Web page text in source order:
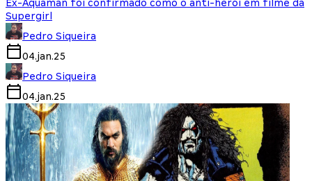
Ex-Aquaman foi confirmado como o anti-herói em filme da
Supergirl
Pedro Siqueira
04.jan.25
Pedro Siqueira
04.jan.25